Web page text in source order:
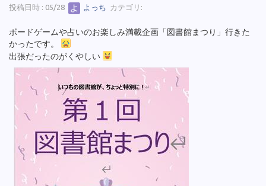
投稿日時 : 05/28 よっち カテゴリ:
ボードゲームや占いのお楽しみ満載企画「図書館まつり」行きた
かったです。
出張だったのがくやしい